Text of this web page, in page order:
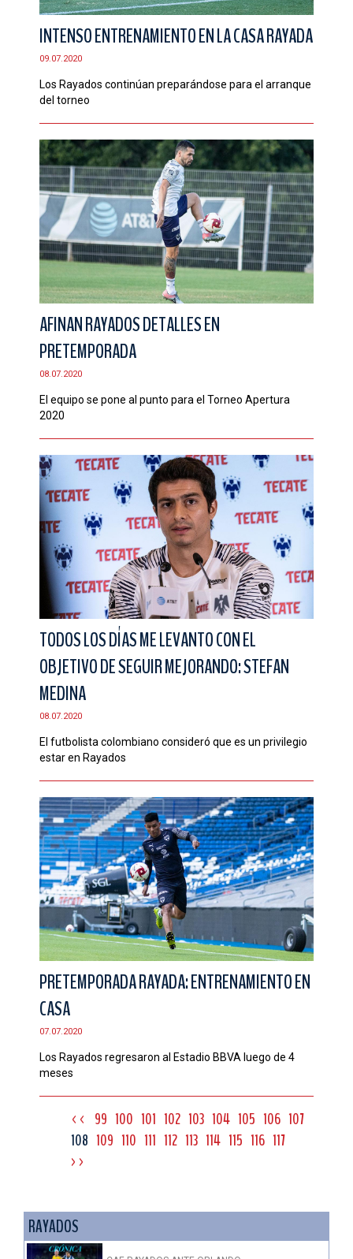
INTENSO ENTRENAMIENTO EN LA CASA RAYADA
09.07.2020
Los Rayados continúan preparándose para el arranque
del torneo
AFINAN RAYADOS DETALLES EN
PRETEMPORADA
08.07.2020
El equipo se pone al punto para el Torneo Apertura
2020
TODOS LOS DÍAS ME LEVANTO CON EL
OBJETIVO DE SEGUIR MEJORANDO: STEFAN
MEDINA
08.07.2020
El futbolista colombiano consideró que es un privilegio
estar en Rayados
PRETEMPORADA RAYADA: ENTRENAMIENTO EN
CASA
07.07.2020
Los Rayados regresaron al Estadio BBVA luego de 4
meses
<< 99 100 101 102 103 104 105 106 107
108 109 110 111 112 113 114 115 116 117
>>
RAYADOS